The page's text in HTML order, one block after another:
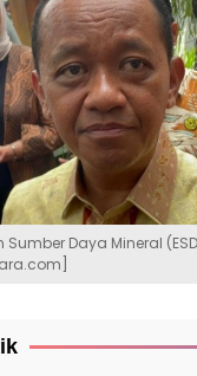
Sumber Daya Mineral